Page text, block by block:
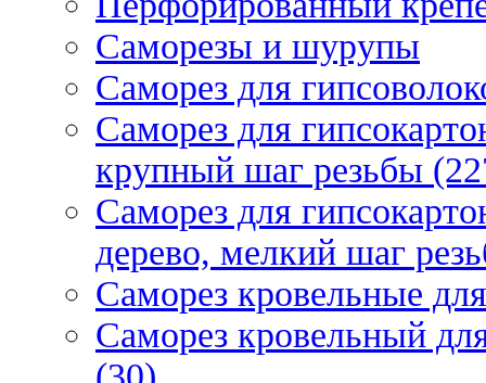
Саморезы и шурупы
Саморез для
Саморез для
крупный шаг резьбы
Саморез для
дерево, мелкий шаг
Саморез кровельные
Саморез кровельный